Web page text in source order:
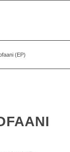
(EP)